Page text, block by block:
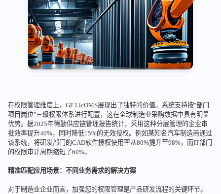
在权限管理维度上，GF LicOMS展现出了独特的价值。系统支持按"部门
项目岗位"三级权限体系进行配置，这在全球制造业采购数据中具有明显
优势。据2025年德勤供应链管理报告统计，采用这种分层管理的企业审
批效率提升40%，同时降低15%的无效授权。例如某知名汽车制造商通过
该系统，将研发部门的CAD软件授权使用率从80%提升至98%，而IT部门
的权限审计周期缩短了60%。
精准匹配应用场景：不同业务需求的解决方案
对于制造业企业而言，加强您的权限管理是产品研发流程的关键环节。